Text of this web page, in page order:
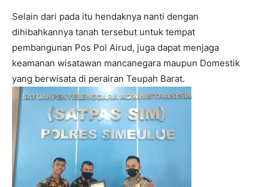
Selain dari pada itu hendaknya nanti dengan
dihibahkannya tanah tersebut untuk tempat
pembangunan Pos Pol Airud, juga dapat menjaga
keamanan wisatawan mancanegara maupun Domestik
yang berwisata di perairan Teupah Barat.